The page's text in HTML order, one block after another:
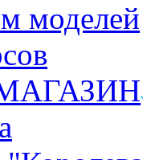
моделей